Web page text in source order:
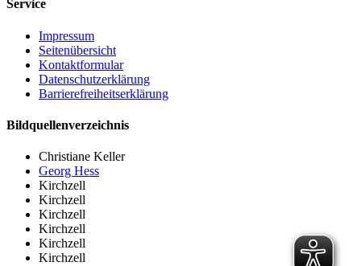
Service
Impressum
Seitenübersicht
Kontaktformular
Datenschutzerklärung
Barrierefreiheitserklärung
Bildquellenverzeichnis
Christiane Keller
Georg Hess
Kirchzell
Kirchzell
Kirchzell
Kirchzell
Kirchzell
Kirchzell